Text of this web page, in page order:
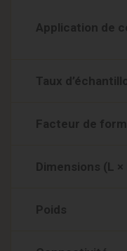
Application de
Taux
Facteur de
Dimensions (L ×
Poids